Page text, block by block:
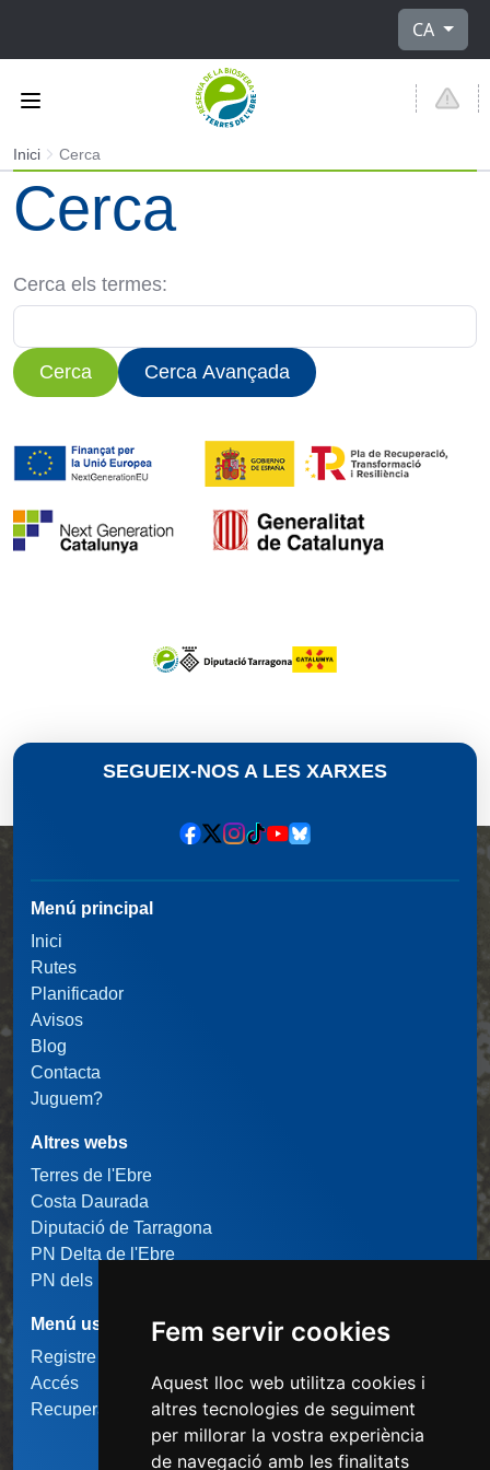
Fem servir cookies
Aquest lloc web utilitza cookies i
altres tecnologies de seguiment
per millorar la vostra experiència
de navegació amb les finalitats
Seleccioni
CA
Inici Cerca
Cerca
Formulari de cerca
Cerca els termes:
Cerca Cerca Avançada
SEGUEIX-NOS A LES XARXES
Menú principal
Inici
Rutes
Planificador
Avisos
Blog
Contacta
Juguem?
Altres webs
Terres de l'Ebre
Costa Daurada
Diputació de Tarragona
PN Delta de l'Ebre
PN dels Ports
Menú usuari
Registre usuari
Accés
Recupera la contrasenya